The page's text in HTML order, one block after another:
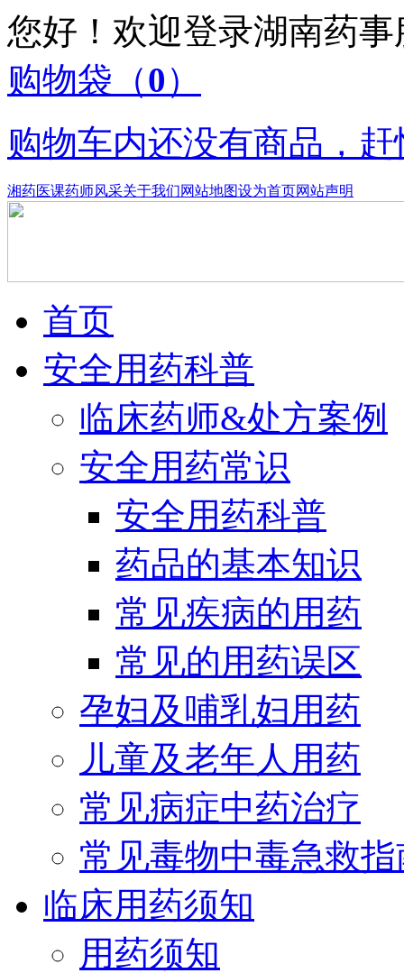
您好！欢迎登录湖南药
购物袋 （0）
购物车内还没有商品，
湘药医课药师风采关于我们网站地图设为首页网站声明
首页
安全用药科普
临床药师&处方案例
安全用药常识
安全用药科普
药品的基本知识
常见疾病的用药
常见的用药误区
孕妇及哺乳妇用药
儿童及老年人用药
常见病症中药治疗
常见毒物中毒急救指
临床用药须知
用药须知